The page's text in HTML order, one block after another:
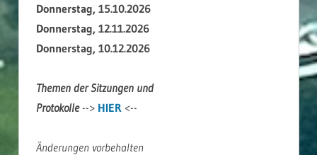
Donnerstag, 15.10.2026
Donnerstag, 12.11.2026
Donnerstag, 10.12.2026
Themen der Sitzungen und
Protokolle--> HIER <--
Änderungen vorbehalten